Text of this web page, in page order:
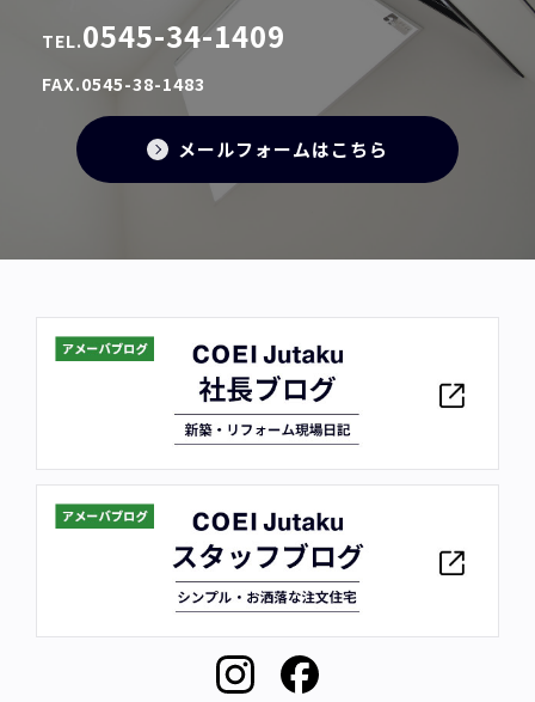
TEL.0545-34-1409
FAX.0545-38-1483
メールフォームはこちら